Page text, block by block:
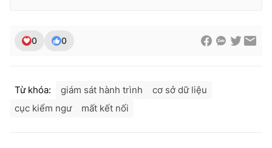
0 0
Từ khóa: giám sát hành trình
cơ sở dữ liệu
cục kiểm ngư
mất kết nối